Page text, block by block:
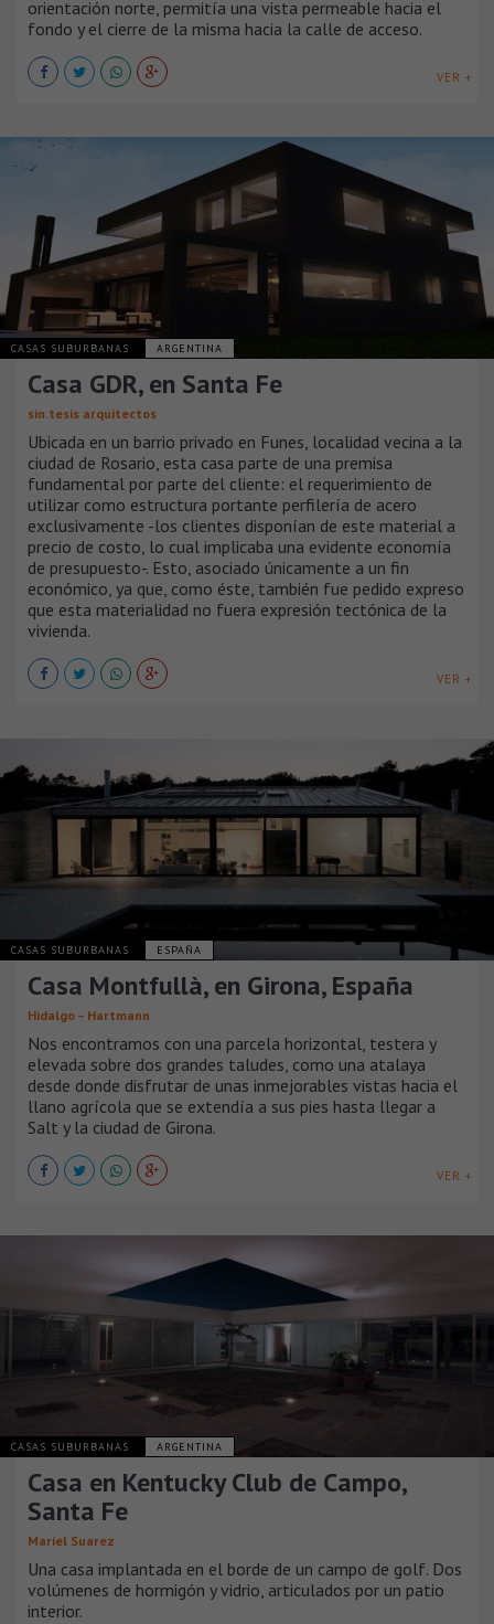
orientación norte, permitía una vista permeable hacia el
fondo y el cierre de la misma hacia la calle de acceso.
VER +
CASAS SUBURBANAS ARGENTINA
Casa GDR, en Santa Fe
sin.tesis arquitectos
Ubicada en un barrio privado en Funes, localidad vecina a la
ciudad de Rosario, esta casa parte de una premisa
fundamental por parte del cliente: el requerimiento de
utilizar como estructura portante perfilería de acero
exclusivamente -los clientes disponían de este material a
precio de costo, lo cual implicaba una evidente economía
de presupuesto-. Esto, asociado únicamente a un fin
económico, ya que, como éste, también fue pedido expreso
que esta materialidad no fuera expresión tectónica de la
vivienda.
VER +
CASAS SUBURBANAS ESPAÑA
Casa Montfullà, en Girona, España
Hidalgo – Hartmann
Nos encontramos con una parcela horizontal, testera y
elevada sobre dos grandes taludes, como una atalaya
desde donde disfrutar de unas inmejorables vistas hacia el
llano agrícola que se extendía a sus pies hasta llegar a
Salt y la ciudad de Girona.
VER +
CASAS SUBURBANAS ARGENTINA
Casa en Kentucky Club de Campo,
Santa Fe
Mariel Suarez
Una casa implantada en el borde de un campo de golf. Dos
volúmenes de hormigón y vidrio, articulados por un patio
interior.